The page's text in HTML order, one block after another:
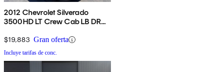
2012 Chevrolet Silverado
3500HD LT Crew Cab LB DRW
$19,883 Gran oferta
Incluye tarifas de conc.